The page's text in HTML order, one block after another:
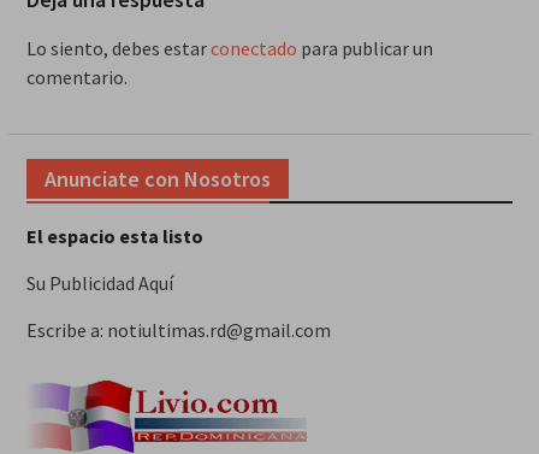
Lo siento, debes estarconectado para publicar un
comentario.
Anunciate con Nosotros
El espacio esta listo
Su Publicidad Aquí
Escribe a: notiultimas.rd@gmail.com